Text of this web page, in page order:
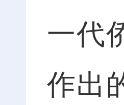
一代
作出